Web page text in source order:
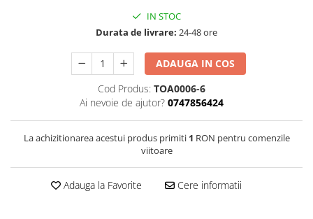
IN STOC
Durata de livrare: 24-48 ore
ADAUGA IN COS
Cod Produs: TOA0006-6
Ai nevoie de ajutor? 0747856424
La achizitionarea acestui produs primiti 1 RON pentru comenzile
viitoare
Adauga la Favorite Cere informatii